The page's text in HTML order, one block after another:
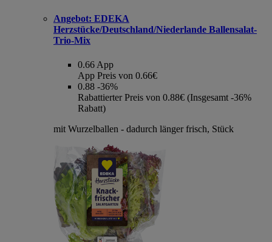
Angebot: EDEKA
Herzstücke/Deutschland/Niederlande Ballensalat-
Trio-Mix
0.66 App
App Preis von 0.66€
0.88 -36%
Rabattierter Preis von 0.88€ (Insgesamt -36%
Rabatt)
mit Wurzelballen - dadurch länger frisch, Stück